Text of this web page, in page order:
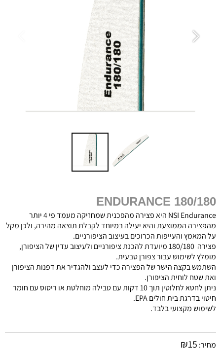
ENDURANCE 180/180
NSI Endurance היא פצירה מהפכנית שמחזיקה מעמד פי 4 יותר
מהפצירה הממוצעת והיא יעילה במיוחד לקבלת תוצאה מהירה, ולכן מקל
על המאמץ והעייפות הכרוכים בעיצוב הציפורניים.
פצירה 180/180 מיועדת להכנת ציפורניים ולעיצוב עדין של הציפורן,
מומלץ לשימוש עבור צפורן טבעית.
השתמש בקצה הישר של הפצירה כדי לעצב ולהגדיר את דפנות הציפורן
ואת שטח לוחית הציפורן.
ניתן לחטא לחלוטין תוך 10 דקות עם טבילה מוחלטת או ריסוס עם חומר
חיטוי בדרגת בית חולים EPA.
לשימוש מקצועי בלבד.
מחיר: ₪15